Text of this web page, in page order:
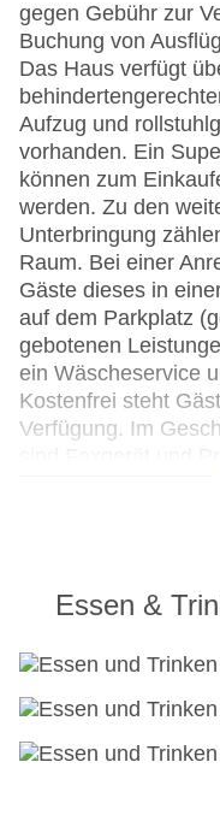
gegen Gebühr zur
Buchung von
Das Haus verfügt
Aufzug und
vorhanden. Ein
können zum
werden. Zu den
Unterbringung
Raum. Bei einer
Gäste dieses in
auf dem Parkplatz
gebotenen
ein Wäscheservice
Kostenfrei steht
Verfügung. Im
Check-out bis:
Konferenzraum
Hoteleröffnung:
Hotelsafe
Letzte
Essen &